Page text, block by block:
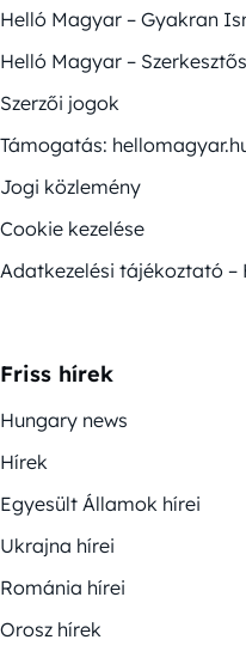
Helló Magyar – Gyakran
Helló Magyar –
Szerzői jogok
Támogatás:
Jogi közlemény
Cookie kezelése
Adatkezelési tájékoztató –
Friss hírek
Hungary news
Hírek
Egyesült Államok hírei
Ukrajna hírei
Románia hírei
Orosz hírek